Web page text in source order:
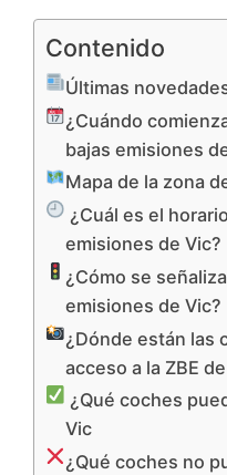
Contenido
Últimas
¿Cuándo
bajas emisiones
Mapa de la zona
¿Cuál es el
emisiones de Vic?
¿Cómo se
emisiones de Vic?
¿Dónde están las
acceso a la ZBE
¿Qué coches
Vic
¿Qué coches no